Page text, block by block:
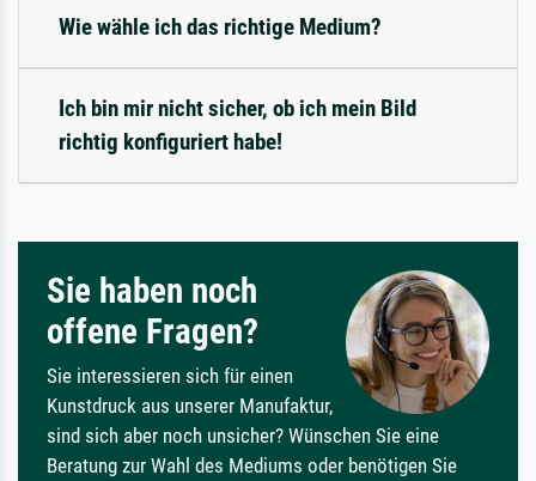
Wie wähle ich das richtige Medium?
Ich bin mir nicht sicher, ob ich mein Bild
richtig konfiguriert habe!
Sie haben noch
offene Fragen?
Sie interessieren sich für einen
Kunstdruck aus unserer Manufaktur,
sind sich aber noch unsicher? Wünschen Sie eine
Beratung zur Wahl des Mediums oder benötigen Sie